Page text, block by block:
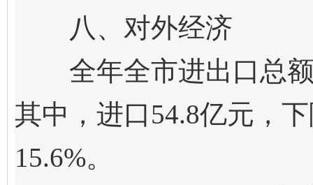
八、对外经济
全年全市进出口总
其中，进口54.8亿元，
15.6%。